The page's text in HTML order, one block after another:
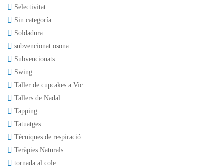
Selectivitat
Sin categoría
Soldadura
subvencionat osona
Subvencionats
Swing
Taller de cupcakes a Vic
Tallers de Nadal
Tapping
Tatuatges
Tècniques de respiració
Teràpies Naturals
tornada al cole